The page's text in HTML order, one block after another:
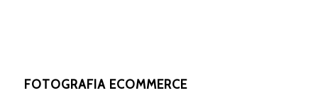
FOTOGRAFIA ECOMMERCE